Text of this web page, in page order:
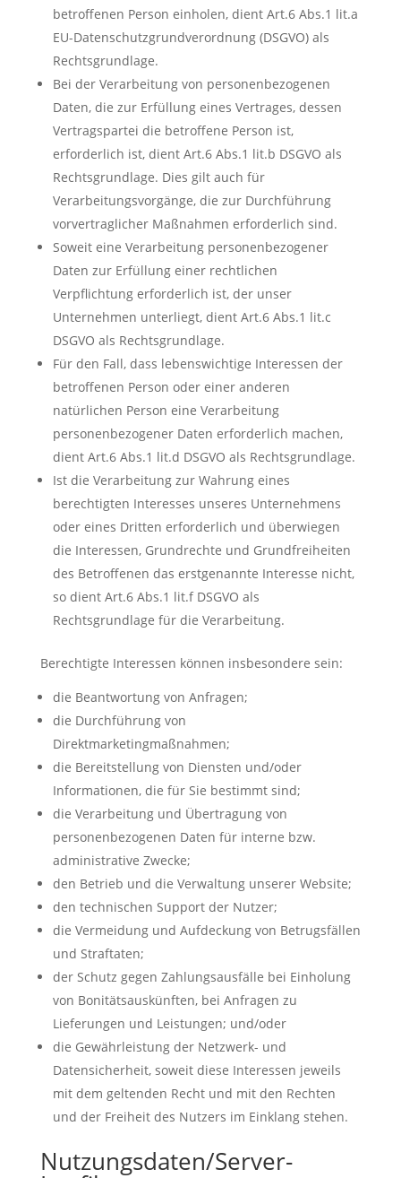
betroffenen Person einholen, dient Art.6 Abs.1 lit.a
EU-Datenschutzgrundverordnung (DSGVO) als
Rechtsgrundlage.
Bei der Verarbeitung von personenbezogenen
Daten, die zur Erfüllung eines Vertrages, dessen
Vertragspartei die betroffene Person ist,
erforderlich ist, dient Art.6 Abs.1 lit.b DSGVO als
Rechtsgrundlage. Dies gilt auch für
Verarbeitungsvorgänge, die zur Durchführung
vorvertraglicher Maßnahmen erforderlich sind.
Soweit eine Verarbeitung personenbezogener
Daten zur Erfüllung einer rechtlichen
Verpflichtung erforderlich ist, der unser
Unternehmen unterliegt, dient Art.6 Abs.1 lit.c
DSGVO als Rechtsgrundlage.
Für den Fall, dass lebenswichtige Interessen der
betroffenen Person oder einer anderen
natürlichen Person eine Verarbeitung
personenbezogener Daten erforderlich machen,
dient Art.6 Abs.1 lit.d DSGVO als Rechtsgrundlage.
Ist die Verarbeitung zur Wahrung eines
berechtigten Interesses unseres Unternehmens
oder eines Dritten erforderlich und überwiegen
die Interessen, Grundrechte und Grundfreiheiten
des Betroffenen das erstgenannte Interesse nicht,
so dient Art.6 Abs.1 lit.f DSGVO als
Rechtsgrundlage für die Verarbeitung.
Berechtigte Interessen können insbesondere sein:
die Beantwortung von Anfragen;
die Durchführung von
Direktmarketingmaßnahmen;
die Bereitstellung von Diensten und/oder
Informationen, die für Sie bestimmt sind;
die Verarbeitung und Übertragung von
personenbezogenen Daten für interne bzw.
administrative Zwecke;
den Betrieb und die Verwaltung unserer Website;
den technischen Support der Nutzer;
die Vermeidung und Aufdeckung von Betrugsfällen
und Straftaten;
der Schutz gegen Zahlungsausfälle bei Einholung
von Bonitätsauskünften, bei Anfragen zu
Lieferungen und Leistungen; und/oder
die Gewährleistung der Netzwerk- und
Datensicherheit, soweit diese Interessen jeweils
mit dem geltenden Recht und mit den Rechten
und der Freiheit des Nutzers im Einklang stehen.
Nutzungsdaten/Server-